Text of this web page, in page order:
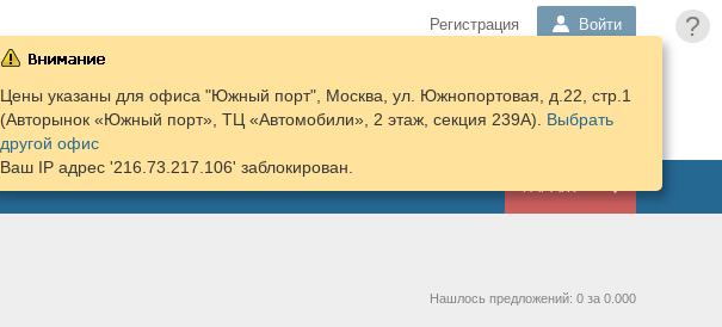
?
Регистрация Войти
КОРЗИНА
ПОДОБРАТЬ
ЗАПЧАСТИ
Цены указаны для офиса "Южный порт", Москва, ул. Южнопортовая, д.22, стр.1
(Авторынок «Южный порт», ТЦ «Автомобили», 2 этаж, секция 239А). Выбрать
другой офис
Ваш IP адрес '216.73.217.106' заблокирован.
Нашлось предложений: 0 за 0.000